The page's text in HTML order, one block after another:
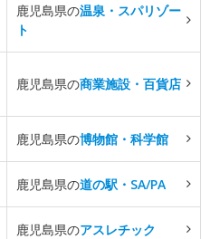
鹿児島県の温泉・スパリゾー
ト
鹿児島県の商業施設・百貨店
鹿児島県の博物館・科学館
鹿児島県の道の駅・SA/PA
鹿児島県のアスレチック